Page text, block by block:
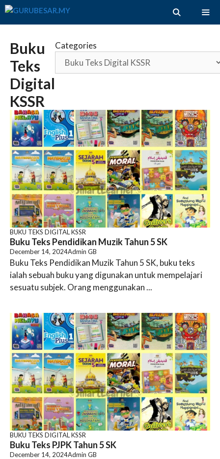
Skip
Buku
Teks
Digital
KSSR
Categories
BUKU TEKS DIGITAL KSSR
Buku Teks Pendidikan Muzik Tahun 5 SK
December 14, 2024Admin GB
Buku Teks Pendidikan Muzik Tahun 5 SK, buku teks
ialah sebuah buku yang digunakan untuk mempelajari
sesuatu subjek. Orang menggunakan ...
BUKU TEKS DIGITAL KSSR
Buku Teks PJPK Tahun 5 SK
December 14, 2024Admin GB